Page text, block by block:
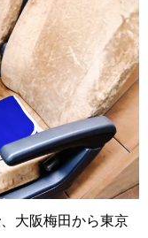
大阪梅田から東京